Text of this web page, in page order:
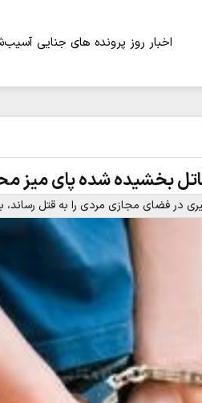
اخبار روز پرونده های جنایی
بخشیده شده پای میز
در فضای مجازی مردی را به قتل